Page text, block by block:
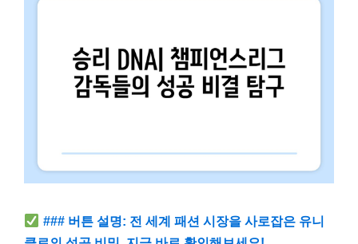
### 버튼 설명: 전 세계 패션 시장을 사로잡은 유니